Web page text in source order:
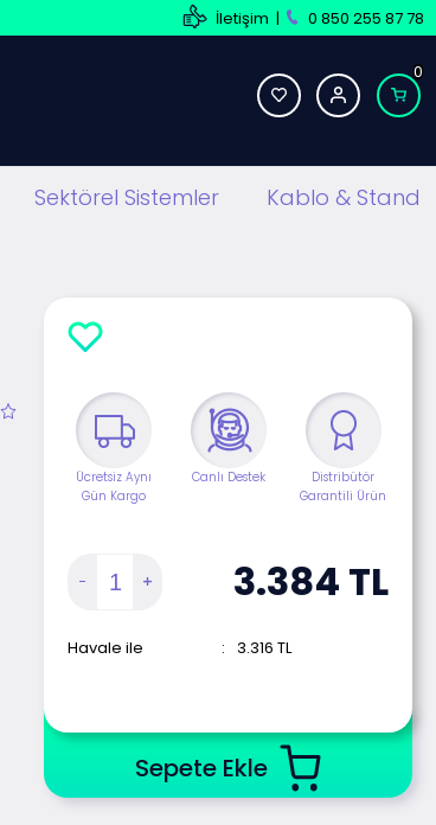
İletişim | 0 850 255 87 78
0
Sektörel Sistemler Kablo & Stand
Ücretsiz Aynı
Gün Kargo
Canlı Destek
Distribütör
Garantili Ürün
3.384 TL
Havale ile : 3.316 TL
Sepete Ekle